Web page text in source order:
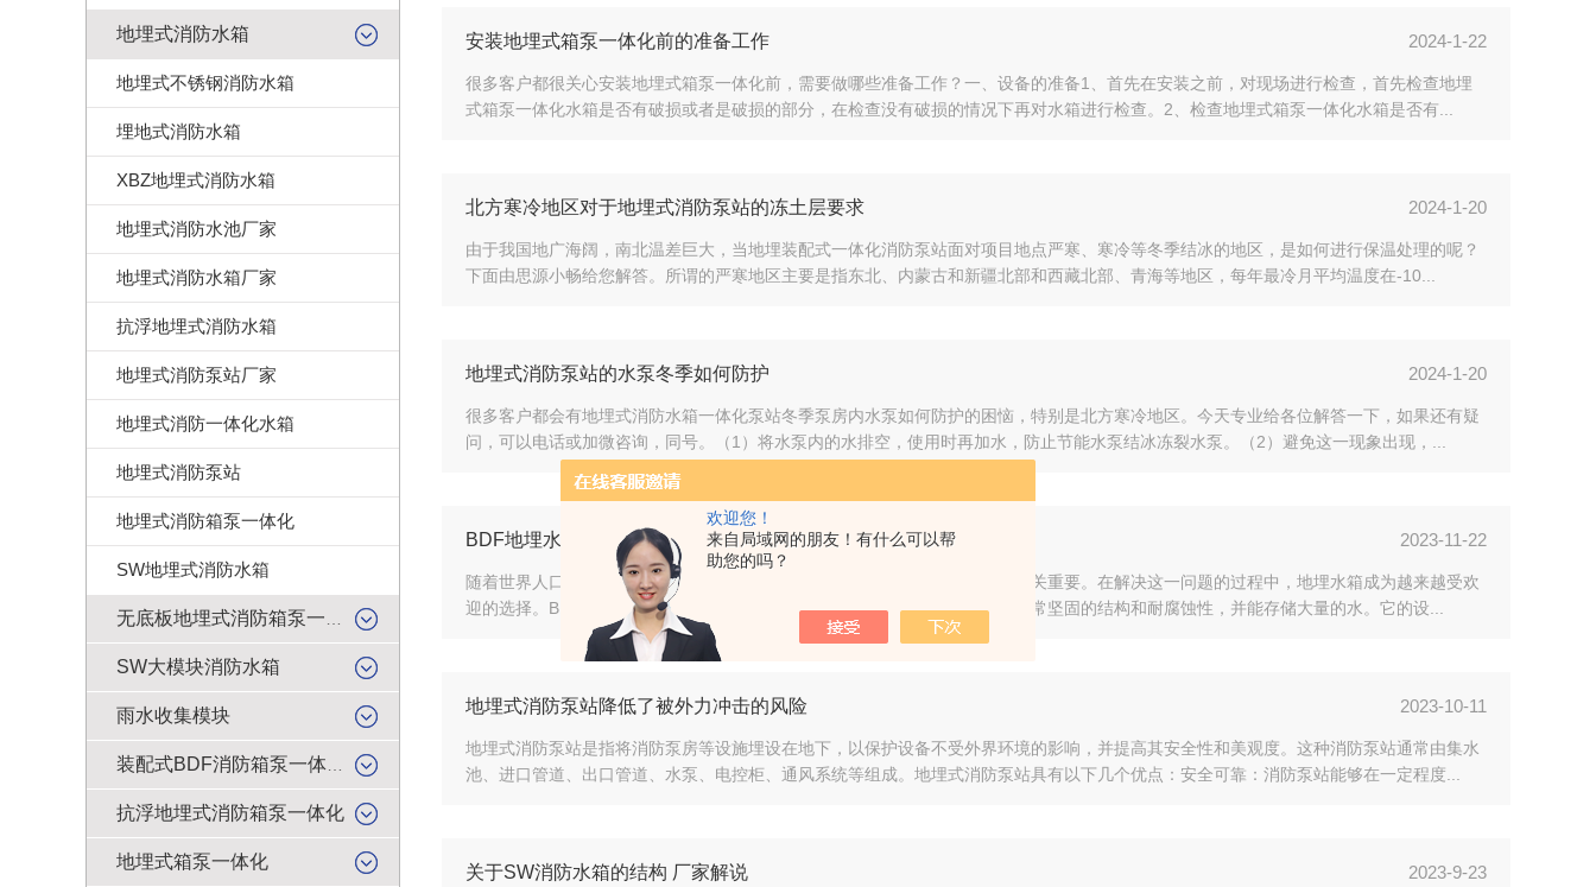
欢迎您！
来自局域网的朋友！有什么可以帮
助您的吗？
地埋式消防水箱
地埋式不锈钢消防水箱
埋地式消防水箱
XBZ地埋式消防水箱
地埋式消防水池厂家
地埋式消防水箱厂家
抗浮地埋式消防水箱
地埋式消防泵站厂家
地埋式消防一体化水箱
地埋式消防泵站
地埋式消防箱泵一体化
SW地埋式消防水箱
SW大模块消防水箱
雨水收集模块
抗浮地埋式消防箱泵一体化
地埋式箱泵一体化
安装地埋式箱泵一体化前的准备工作 2024-1-22
很多客户都很关心安装地埋式箱泵一体化前，需要做哪些准备工作？一、设备的准备1、首先在安装之前，对现场进行检查，首先检查地埋
式箱泵一体化水箱是否有破损或者是破损的部分，在检查没有破损的情况下再对水箱进行检查。2、检查地埋式箱泵一体化水箱是否有...
北方寒冷地区对于地埋式消防泵站的冻土层要求 2024-1-20
由于我国地广海阔，南北温差巨大，当地埋装配式一体化消防泵站面对项目地点严寒、寒冷等冬季结冰的地区，是如何进行保温处理的呢？
下面由思源小畅给您解答。所谓的严寒地区主要是指东北、内蒙古和新疆北部和西藏北部、青海等地区，每年最冷月平均温度在-10...
地埋式消防泵站的水泵冬季如何防护 2024-1-20
很多客户都会有地埋式消防水箱一体化泵站冬季泵房内水泵如何防护的困恼，特别是北方寒冷地区。今天专业给各位解答一下，如果还有疑
问，可以电话或加微咨询，同号。（1）将水泵内的水排空，使用时再加水，防止节能水泵结冰冻裂水泵。（2）避免这一现象出现，...
BDF地埋水箱出现故障该从哪几步分析？ 2023-11-22
随着世界人口的不断增长和水资源的稀缺性，现代社会对水资源的管理变得至关重要。在解决这一问题的过程中，地埋水箱成为越来越受欢
迎的选择。BDF地埋水箱是由玻璃钢材料制成的一种地下储水设备。它具有非常坚固的结构和耐腐蚀性，并能存储大量的水。它的设...
地埋式消防泵站降低了被外力冲击的风险 2023-10-11
地埋式消防泵站是指将消防泵房等设施埋设在地下，以保护设备不受外界环境的影响，并提高其安全性和美观度。这种消防泵站通常由集水
池、进口管道、出口管道、水泵、电控柜、通风系统等组成。地埋式消防泵站具有以下几个优点：安全可靠：消防泵站能够在一定程度...
关于SW消防水箱的结构 厂家解说 2023-9-23